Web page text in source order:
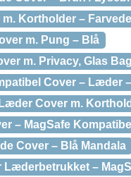
Kortholder –
m. Pung – Blå
m. Privacy, Glas
Cover – Læder
Cover m.
– MagSafe
Cover – Blå Mandala
Læderbetrukket –